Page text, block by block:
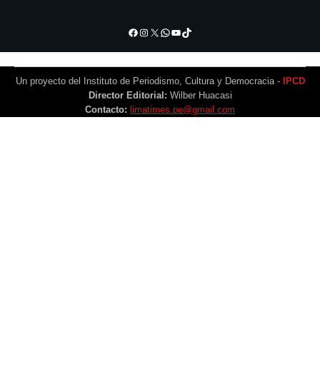
Facebook
Instagram
X WhatsApp
YouTube
TikTok
Un proyecto del Instituto de Periodismo, Cultura y Democracia -
IPCD
Director Editorial: Wilber Huacasi
Contacto: limatimes.pe@gmail.com